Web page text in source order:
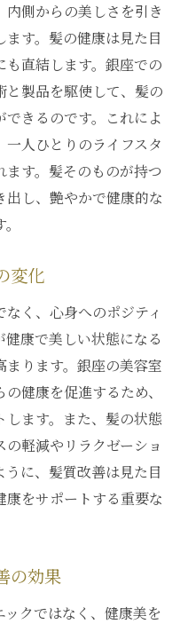
側からの美しさを引き
す。髪の健康は見た目
直結します。銀座での
製品を駆使して、髪の
きるのです。これによ
一人ひとりのライフスタ
す。髪そのものが持つ
出し、艶やかで健康的な
変化
く、心身へのポジティ
康で美しい状態になる
まります。銀座の美容室
健康を促進するため、
ます。また、髪の状態
軽減やリラクゼーショ
に、髪質改善は見た目
をサポートする重要な
の効果
クではなく、健康美を